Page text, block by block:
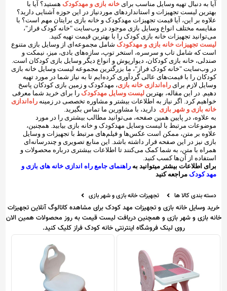
آیا به دنبال تهیه وسایل مناسب برایخانه بازی و مهدکودک هستید؟ آیا با
بهترین لیست تجهیزات و استانداردهای موردنیاز در این حوزه آشنایی دارید؟
علاوه بر این، آیا قیمت تجهیزات مهدکودک و خانه بازی برایتان مهم است؟ با
مقایسه مختلف انواع وسایل بازی موجود در وب‌سایت "خانه کودک فراز"،
می‌توانید تجهیزات خانه بازی کودک را با بهترین قیمت تهیه کنید.
لیست تجهیزات خانه بازی و مهدکودک شامل مجموعه‌ای از وسایل بازی متنوع
است که شامل تاب و سرسره، استخر توپ، سازه‌های بادی، میز، نیمکت و
صندلی، خانه بازی کودکان، دیوارپوش و انواع دیگر وسایل بازی کودکان است.
در وب‌سایت "خانه کودک فراز"، ما بزرگترین مجموعه لیست وسایل خانه بازی
کودکان را با قیمت‌های عالی گردآوری کرده‌ایم تا به نیاز شما در مورد تهیه
وسایل لازم برایراه‌اندازی خانه بازی، مهدکودک و زمین بازی کودکان پاسخ
دهیم. در این مقاله، بهترینلیست وسایل مهدکودک را برای خرید شما معرفی
خواهیم کرد. اگر نیاز به اطلاعات بیشتر و مشاوره تخصصی در زمینهراه‌اندازی
خانه بازی و شهر بازی دارید، با مشاورین ما تماس بگیرید.
به علاوه، در پایین همین صفحه، می‌توانید مطالب بیشتری را در مورد
موضوعات مرتبط با لیست وسایل مهدکودک و خانه بازی بیابید. همچنین،
علاوه بر متن، ممکن است عکس‌ها و فیلم‌های مرتبط با تجهیزات و وسایل
بازی نیز در این صفحه قرار داشته باشد. این منابع تصویری و چندرسانه‌ای
همراه با متن، به شما کمک می‌کنند تا اطلاعات بیشتری درباره محصولات و
استفاده از آن‌ها کسب کنید.
برای اطلاعات بیشتر میتوانید بهراهنمای جامع راه اندازی خانه های بازی و
مهد کودک مراجعه کنید
دسته بندی کالا ها تجهیزات خانه بازی و شهر بازی
خرید وسایل خانه بازی و تجهیزات مهد کودک برای مشاهده کاتالوگ آنلاین تجهیزات
خانه بازی و شهر بازی و همچنین دریافت لیست قیمت به روز محصولات همین الان
روی لینک فروشگاه اینترنتی خانه کودک فراز کلیک کنید.